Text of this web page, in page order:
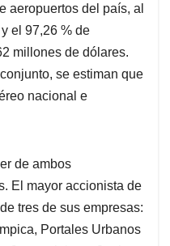
aeropuertos del país, al
el 97,26 % de
millones de dólares.
se estiman que
nacional e
de ambos
El mayor accionista de
tres de sus empresas:
Portales Urbanos